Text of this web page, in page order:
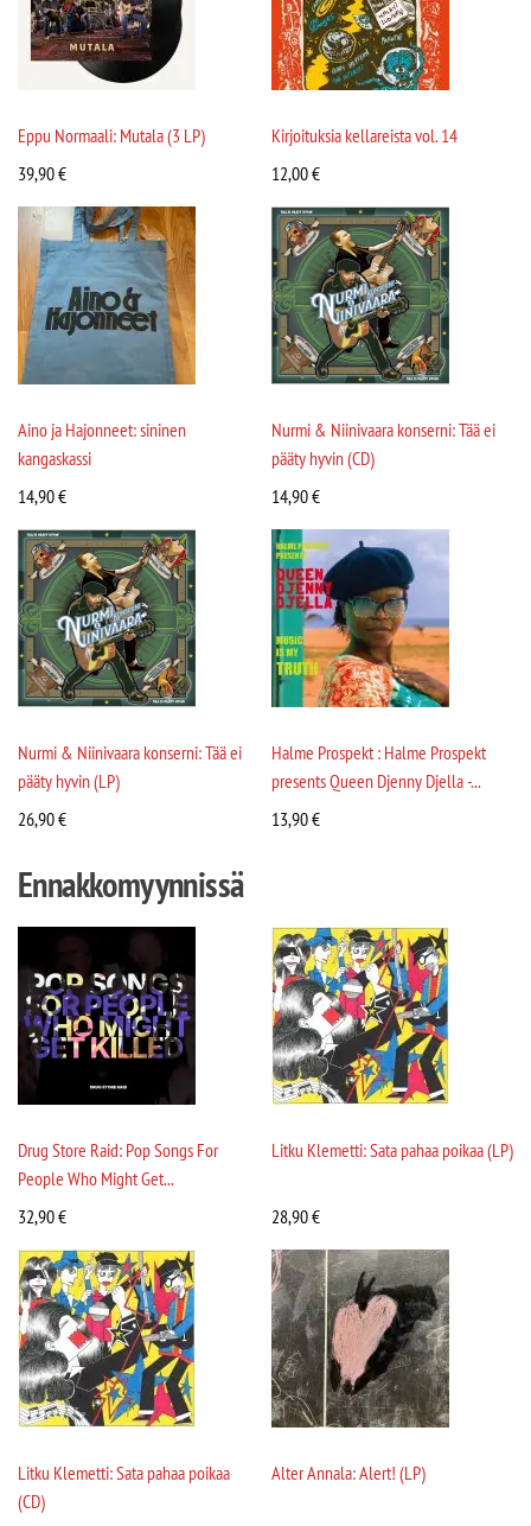
Eppu Normaali: Mutala (3 LP)
39,90€
Kirjoituksia kellareista vol. 14
12,00€
Aino ja Hajonneet: sininen
kangaskassi
14,90€
Nurmi & Niinivaara konserni: Tää ei
pääty hyvin (CD)
14,90€
Nurmi & Niinivaara konserni: Tää ei
pääty hyvin (LP)
26,90€
Halme Prospekt : Halme Prospekt
presents Queen Djenny Djella -...
13,90€
Ennakkomyynnissä
Drug Store Raid: Pop Songs For
People Who Might Get...
32,90€
Litku Klemetti: Sata pahaa poikaa (LP)
28,90€
Litku Klemetti: Sata pahaa poikaa
(CD)
Alter Annala: Alert! (LP)